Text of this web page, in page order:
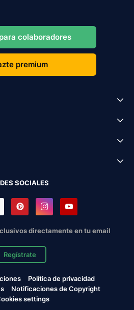
colaboradores
premium
SOCIALES
directamente en tu email
Regístrate
Política de privacidad
Notificaciones de Copyright
settings